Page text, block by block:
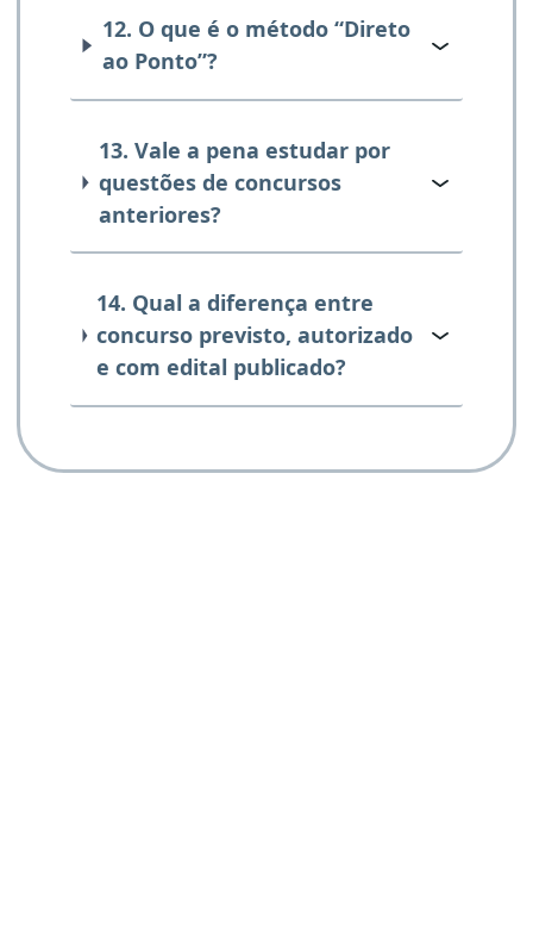
12. O que é o método “Direto
ao Ponto”?
13. Vale a pena estudar por
questões de concursos
anteriores?
14. Qual a diferença entre
concurso previsto, autorizado
e com edital publicado?